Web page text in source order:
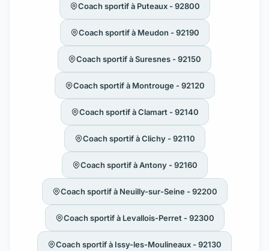
Coach sportif à Puteaux - 92800
Coach sportif à Meudon - 92190
Coach sportif à Suresnes - 92150
Coach sportif à Montrouge - 92120
Coach sportif à Clamart - 92140
Coach sportif à Clichy - 92110
Coach sportif à Antony - 92160
Coach sportif à Neuilly-sur-Seine - 92200
Coach sportif à Levallois-Perret - 92300
Coach sportif à Issy-les-Moulineaux - 92130